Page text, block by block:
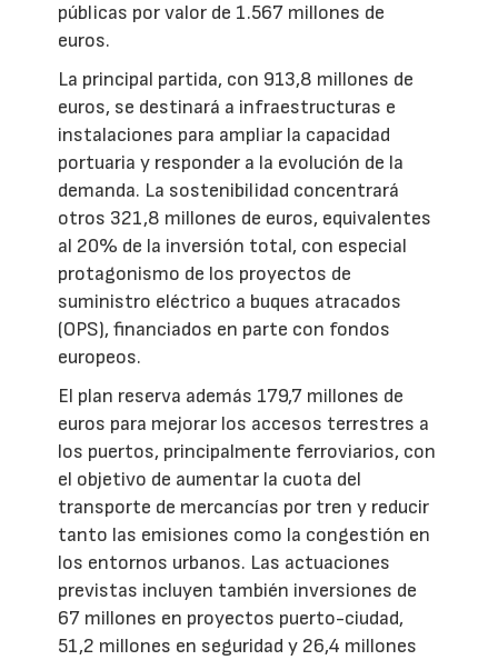
públicas por valor de 1.567 millones de
euros.
La principal partida, con 913,8 millones de
euros, se destinará a infraestructuras e
instalaciones para ampliar la capacidad
portuaria y responder a la evolución de la
demanda. La sostenibilidad concentrará
otros 321,8 millones de euros, equivalentes
al 20% de la inversión total, con especial
protagonismo de los proyectos de
suministro eléctrico a buques atracados
(OPS), financiados en parte con fondos
europeos.
El plan reserva además 179,7 millones de
euros para mejorar los accesos terrestres a
los puertos, principalmente ferroviarios, con
el objetivo de aumentar la cuota del
transporte de mercancías por tren y reducir
tanto las emisiones como la congestión en
los entornos urbanos. Las actuaciones
previstas incluyen también inversiones de
67 millones en proyectos puerto-ciudad,
51,2 millones en seguridad y 26,4 millones